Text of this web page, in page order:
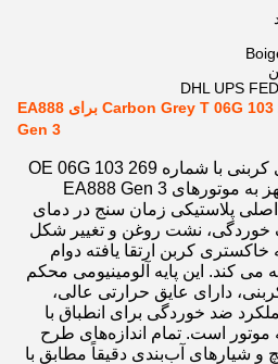
DHL UPS
روکش زمان سنج داغ Carbon Grey T 06G 103 269 B برای EA888
Gen 3
روکش زنجیر تایم خاکستری کربنی با شماره OE 06G 103 269
B، مخصوص خودروهای مجهز به موتورهای EA888 Gen 3
پلاستیکی زمان سنج در دمای
خوردگی، نشت روغن و تغییر شکل
کربن ارتقا یافته دوام
می کند. این پایه آلومینیومی محکم
دارای عایق حرارتی عالی،
ضد خوردگی برای انطباق با
است. تمام اندازه‌های طرح
شیارهای آب‌بندی دقیقاً مطابق با